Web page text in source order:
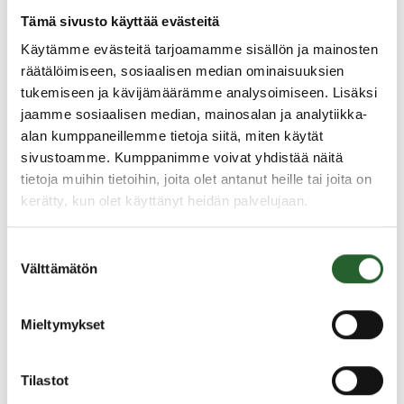
Tämä sivusto käyttää evästeitä
Käytämme evästeitä tarjoamamme sisällön ja mainosten
räätälöimiseen, sosiaalisen median ominaisuuksien
tukemiseen ja kävijämäärämme analysoimiseen. Lisäksi
jaamme sosiaalisen median, mainosalan ja analytiikka-
alan kumppaneillemme tietoja siitä, miten käytät
sivustoamme. Kumppanimme voivat yhdistää näitä
tietoja muihin tietoihin, joita olet antanut heille tai joita on
kerätty, kun olet käyttänyt heidän palvelujaan.
valinta
Välttämätön
Mieltymykset
Tilastot
ihmistä pakoon
kysy valvontaeläinlääkäriltä tilanteesta
ellet tavoita valvontaeläinlääkäriä, lopeta lintu
voimakas isku päähän raskaalla esineellä lyömällä,
pitää tapahtua kertalyönnillä
Lisätietoja lintuinfluenssasta: ruokavirasto.fi
Jaa uutinen